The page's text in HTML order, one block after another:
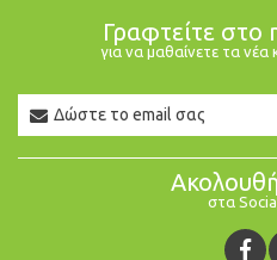
Γραφτείτε
για να μαθαίνετε τα νέα
Newsletter
Email
στα